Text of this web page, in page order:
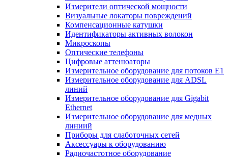
Измерители оптической мощности
Визуальные локаторы повреждений
Компенсационные катушки
Идентификаторы активных волокон
Микроскопы
Оптические телефоны
Цифровые аттенюаторы
Измерительное оборудование для потоков Е1
Измерительное оборудование для ADSL
линий
Измерительное оборудование для Gigabit
Ethernet
Измерительное оборудование для медных
линиий
Приборы для слаботочных сетей
Аксессуары к оборудованию
Радиочастотное оборудование